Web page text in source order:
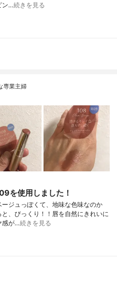
ン…続きを見る
専業主婦
を使用しました！
ジュっぽくて、地味な色味なのか
、びっくり！！唇を自然にきれいに
感が…続きを見る